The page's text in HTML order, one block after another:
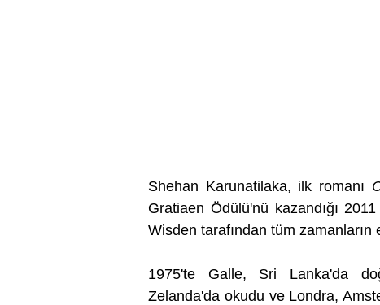
Shehan Karunatilaka, ilk romanı
Gratiaen Ödülü'nü kazandığı
Wisden tarafından tüm
1975'te Galle, Sri Lanka'da
Zelanda'da okudu ve Londra,